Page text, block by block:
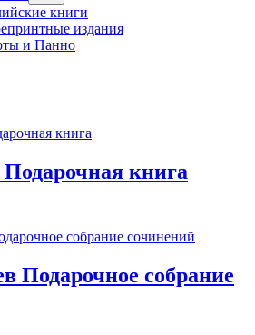
книги
издания
и Панно
книга
Подарочное собрание